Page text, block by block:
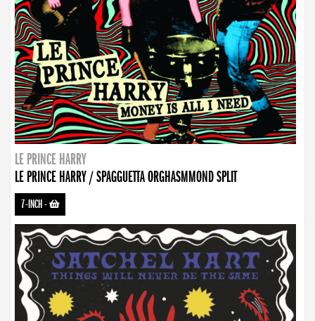
LE PRINCE HARRY
LE PRINCE HARRY / SPAGGUETTA ORGHASMMOND SPLIT
7-INCH-